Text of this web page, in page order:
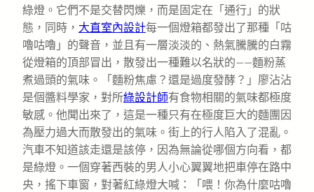
綠燈。它們不是交替閃爍，而是固定在「通行」的狀
態，同時， 大直室內設計每一個燈箱都發出了那種「咕
嚕咕嚕」的聲音，並且有一層淡淡的、熱氣騰騰的白霧
從燈箱的頂部冒出，散發出一種難以名狀的——麵粉蒸
煮過頭的氣味。「麵粉焦慮？還是過度發酵？」廖沾沾
是個醬料學家，對所綠設計師有食物相關的氣味都極度
敏感。他聞出來了，這是一種只有在極度巨大的麵團因
為壓力過大而散發出的氣味。街上的行人陷入了混亂。
汽車不知道該走還是該停，因為無論從哪個方向看，都
是綠燈。一個穿著西裝的男人小心翼翼地把車停在路中
央，搖下車窗，對著紅綠燈大喊：「喂！你為什麼咕嚕